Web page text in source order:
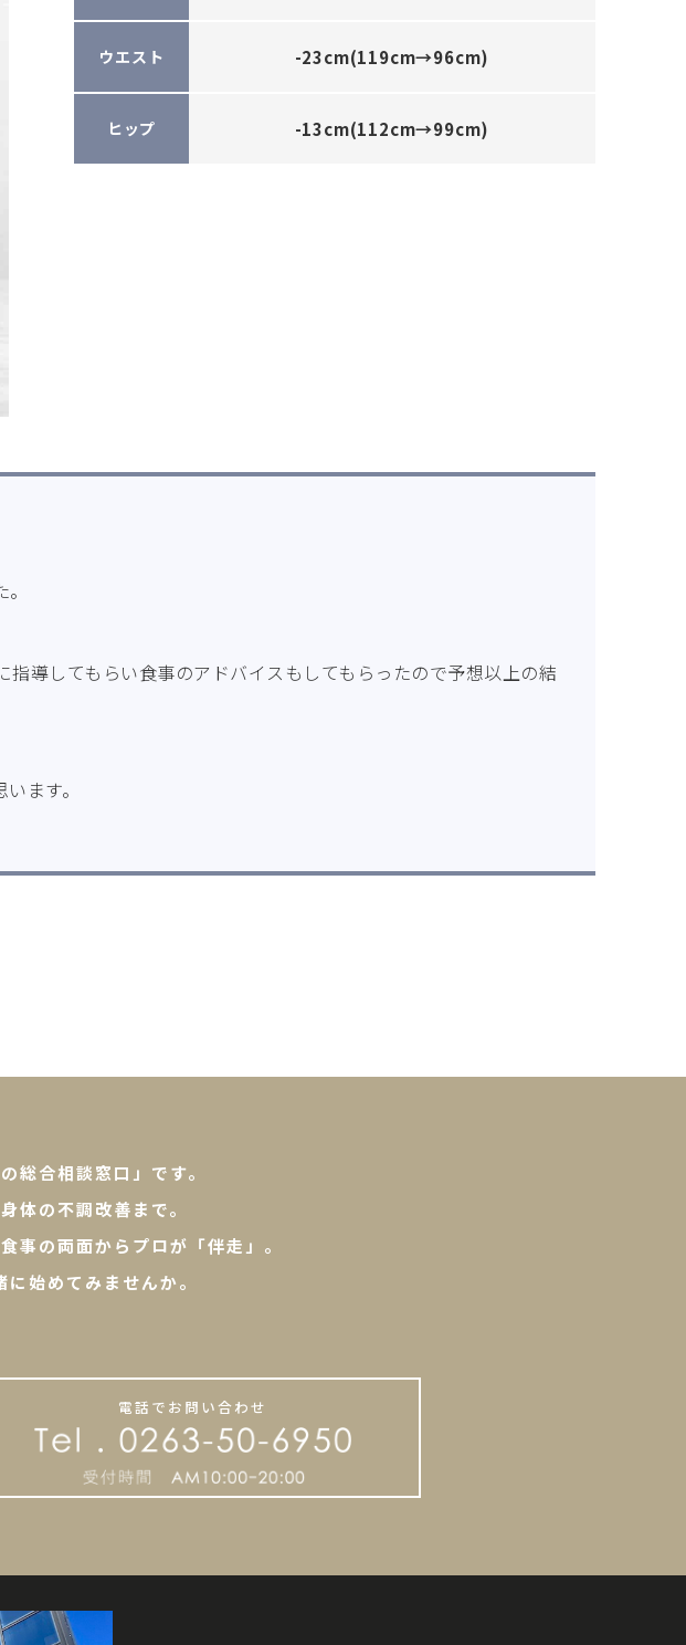
ウエスト -23cm(119cm→96cm)
ヒップ -13cm(112cm→99cm)
導してもらい食事のアドバイスもしてもらったので予想以上の結
ます。
総合相談窓口」です。
体の不調改善まで。
事の両面からプロが「伴走」。
始めてみませんか。
電話でお問い合わせ